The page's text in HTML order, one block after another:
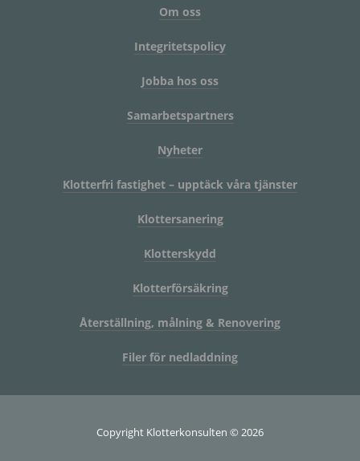
Om oss
Integritetspolicy
Jobba hos oss
Samarbetspartners
Nyheter
Klotterfri fastighet – upptäck våra tjänster
Klottersanering
Klotterskydd
Klotterförsäkring
Återställning, målning & Renovering
Filer för nedladdning
Copyright Klotterkonsulten © 2026